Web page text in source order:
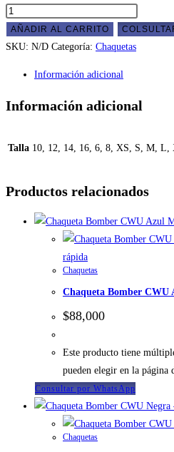
AÑADIR AL CARRITO
SKU: N/D Categoría: Chaquetas
Información adicional
Información adicional
Talla 10, 12, 14, 16, 6, 8, XS, S, M, L,
Productos relacionados
rápida
Chaquetas
Chaqueta Bomber
$88,000
Este producto tiene
pueden elegir en la página
Consultar por WhatsApp
Chaquetas